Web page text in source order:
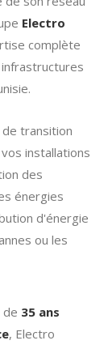
Electro
complète
transition
installations
des
énergies
d'énergie
ou les
de 35 ans
, Electro